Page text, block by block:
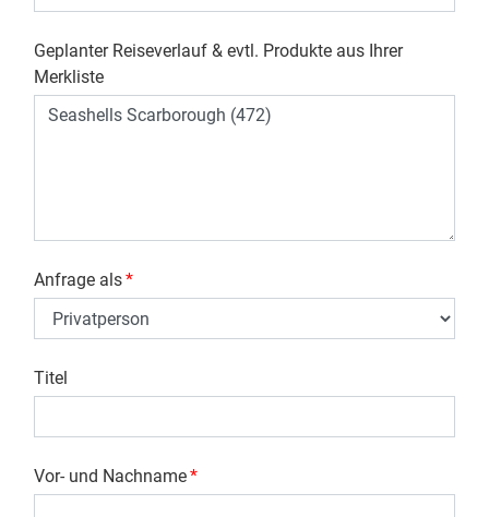
Geplanter Reiseverlauf & evtl. Produkte aus Ihrer
Merkliste
Anfrage als*
Titel
Vor- und Nachname*